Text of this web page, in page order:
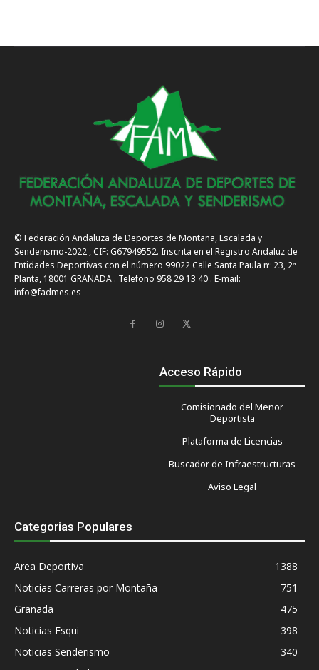
© Federación Andaluza de Deportes de Montaña, Escalada y
Senderismo-2022 , CIF: G67949552. Inscrita en el Registro Andaluz de
Entidades Deportivas con el número 99022 Calle Santa Paula nº 23, 2ª
Planta, 18001 GRANADA . Telefono 958 29 13 40 . E-mail:
info@fadmes.es
Acceso Rápido
Comisionado del Menor
Deportista
Plataforma de Licencias
Buscador de Infraestructuras
Aviso Legal
Categorias Populares
Area Deportiva
1388
Noticias Carreras por Montaña
751
Granada
475
Noticias Esqui
398
Noticias Senderismo
340